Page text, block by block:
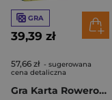
GRA
39,39 zł
57,66 zł - sugerowana
cena detaliczna
Gra Karta Rowerowa 02910